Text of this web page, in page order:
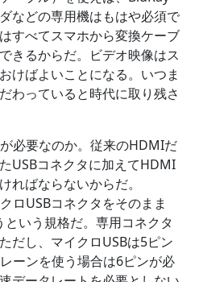
などの専用機はもはや必須で
すべてスマホから変換ケーブ
きるからだ。ビデオ映像はス
けばよいことになる。いつま
わっていると時代に取り残さ
必要なのか。従来のHDMIだ
USBコネクタに加えてHDMI
ればならないからだ。
ロUSBコネクタをそのまま
いう規格だ。専用コネクタ
だし、マイクロUSBは5ピン
ーンを使う場合は6ピンが必